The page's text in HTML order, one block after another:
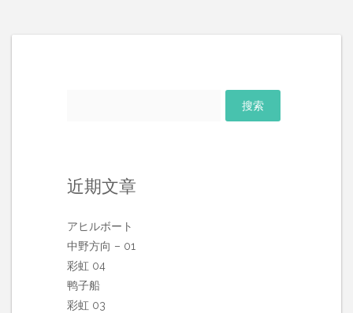
近期文章
アヒルボート
中野方向 – 01
彩虹 04
鸭子船
彩虹 03